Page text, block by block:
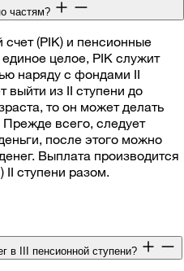
частям?
(PIK) и пенсионные
целое, PIK служит
наряду с фондами II
выйти из II ступени до
то он может делать
Прежде всего, следует
после этого можно
Выплата производится
II ступени разом.
в III пенсионной ступени?